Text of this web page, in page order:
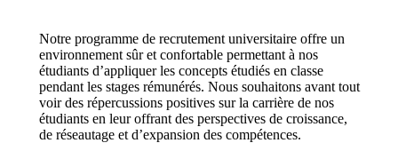
Notre programme de recrutement universitaire offre un
environnement sûr et confortable permettant à nos
étudiants d’appliquer les concepts étudiés en classe
pendant les stages rémunérés. Nous souhaitons avant tout
voir des répercussions positives sur la carrière de nos
étudiants en leur offrant des perspectives de croissance,
de réseautage et d’expansion des compétences.